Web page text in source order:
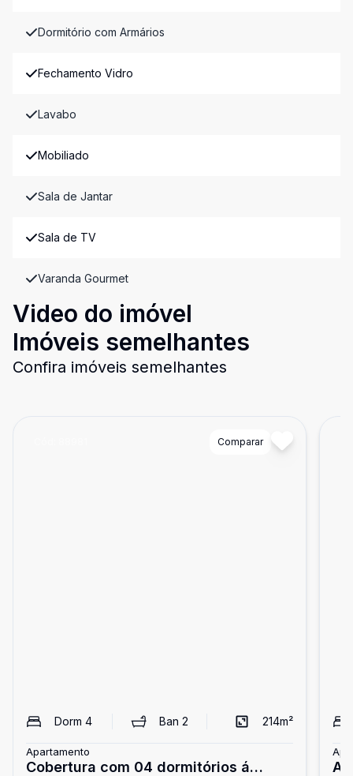
Dormitório com Armários
Fechamento Vidro
Lavabo
Mobiliado
Sala de Jantar
Sala de TV
Varanda Gourmet
Video do imóvel
Imóveis semelhantes
Confira imóveis semelhantes
Comparar
Dorm 4 Ban2 214m²
Apartamento
Cobertura com 04 dormitórios á